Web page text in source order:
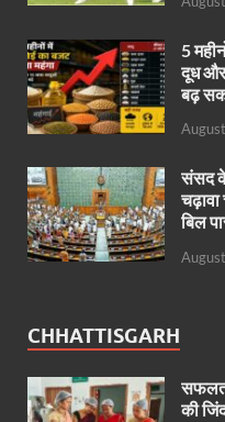
5
दूध और
बढ़
संसद के
चढ़ावा
बिल
CHHATTISGARH
की